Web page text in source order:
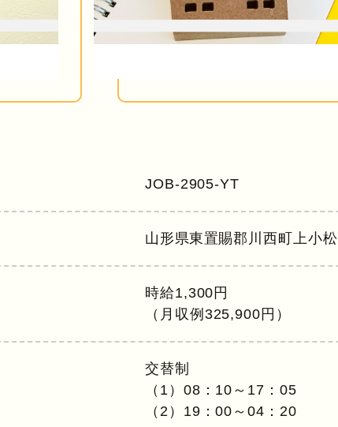
JOB-2905-YT
山形県東置賜郡川西町上小松
時給1,300円
（月収例325,900円）
交替制
（1）08：10～17：05
（2）19：00～04：20